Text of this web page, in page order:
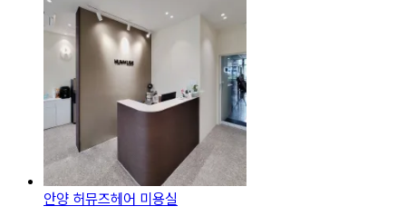
안양 허뮤즈헤어 미용실